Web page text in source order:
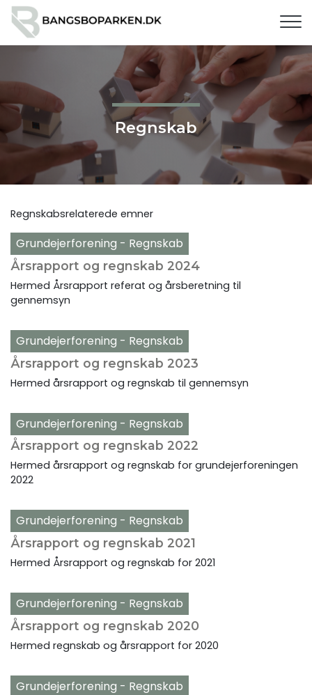
t
v
Regnskab
Regnskabsrelaterede emner
Grundejerforening - Regnskab
Årsrapport og regnskab 2024
Hermed Årsrapport referat og årsberetning til
gennemsyn
Grundejerforening - Regnskab
Årsrapport og regnskab 2023
Hermed årsrapport og regnskab til gennemsyn
Grundejerforening - Regnskab
Årsrapport og regnskab 2022
Hermed årsrapport og regnskab for grundejerforeningen
2022
Grundejerforening - Regnskab
Årsrapport og regnskab 2021
Hermed Årsrapport og regnskab for 2021
Grundejerforening - Regnskab
Årsrapport og regnskab 2020
Hermed regnskab og årsrapport for 2020
Grundejerforening - Regnskab